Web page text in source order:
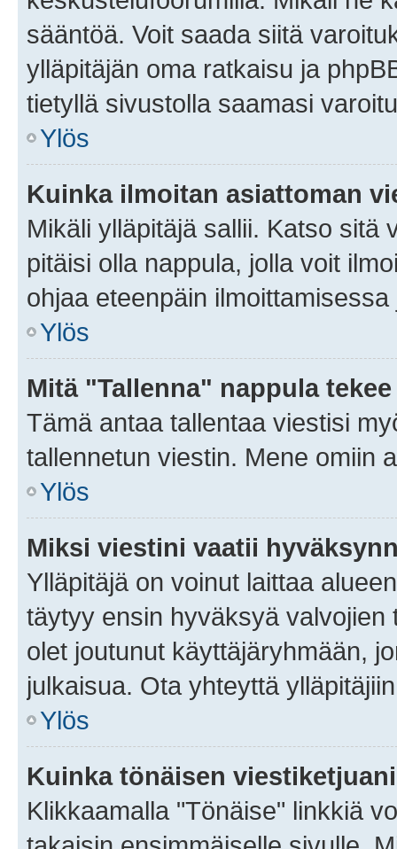
sääntöä. Voit saada siitä
ylläpitäjän oma ratkaisu ja
tietyllä sivustolla saamasi
Ylös
Kuinka ilmoitan asiattoman
Mikäli ylläpitäjä sallii. Katso sitä
pitäisi olla nappula, jolla voit
ohjaa eteenpäin
Ylös
Mitä "Tallenna" nappula
Tämä antaa tallentaa viestisi
tallennetun viestin. Mene omiin
Ylös
Miksi viestini vaatii
Ylläpitäjä on voinut laittaa
täytyy ensin hyväksyä
olet joutunut käyttäjäryhmään,
julkaisua. Ota yhteyttä
Ylös
Kuinka tönäisen
Klikkaamalla "Tönäise" linkkiä